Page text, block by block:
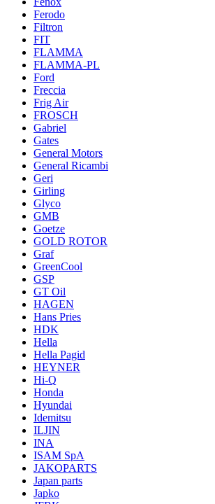
Ferodo
Filtron
FIT
FLAMMA
FLAMMA-PL
Ford
Freccia
Frig Air
FROSCH
Gabriel
Gates
General Motors
General Ricambi
Geri
Girling
Glyco
GMB
Goetze
GOLD ROTOR
Graf
GreenCool
GSP
GT Oil
HAGEN
Hans Pries
HDK
Hella
Hella Pagid
HEYNER
Hi-Q
Honda
Hyundai
Idemitsu
ILJIN
INA
ISAM SpA
JAKOPARTS
Japan parts
Japko